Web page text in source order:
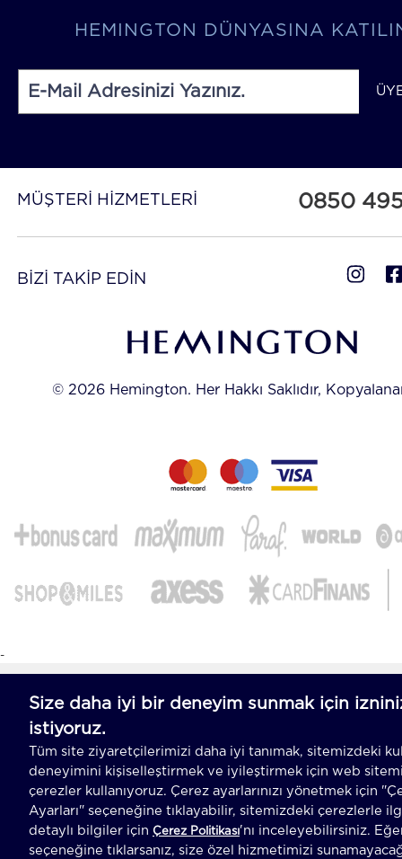
HEMINGTON DÜNYASINA
MÜŞTERİ HİZMETLERİ 0850
BİZİ TAKİP EDİN
© 2026 Hemington. Her Hakkı Saklıdır,
-